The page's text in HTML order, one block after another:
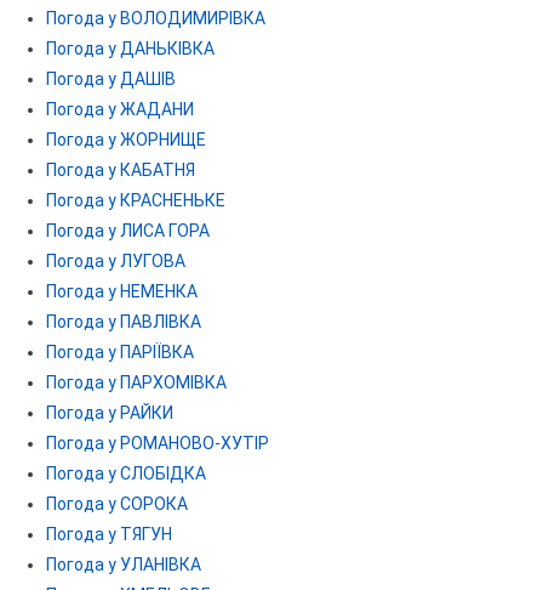
Погода у ВОЛОДИМИРІВКА
Погода у ДАНЬКІВКА
Погода у ДАШІВ
Погода у ЖАДАНИ
Погода у ЖОРНИЩЕ
Погода у КАБАТНЯ
Погода у КРАСНЕНЬКЕ
Погода у ЛИСА ГОРА
Погода у ЛУГОВА
Погода у НЕМЕНКА
Погода у ПАВЛІВКА
Погода у ПАРІЇВКА
Погода у ПАРХОМІВКА
Погода у РАЙКИ
Погода у РОМАНОВО-ХУТІР
Погода у СЛОБІДКА
Погода у СОРОКА
Погода у ТЯГУН
Погода у УЛАНІВКА